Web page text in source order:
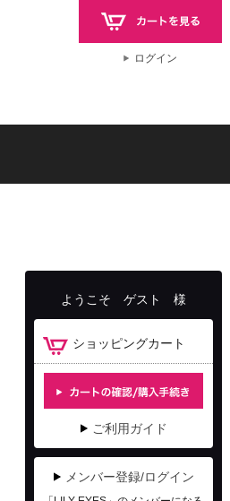
ようこそ ゲスト 様
ショッピングカート
ご利用ガイド
メンバー登録/ログイン
ログイン